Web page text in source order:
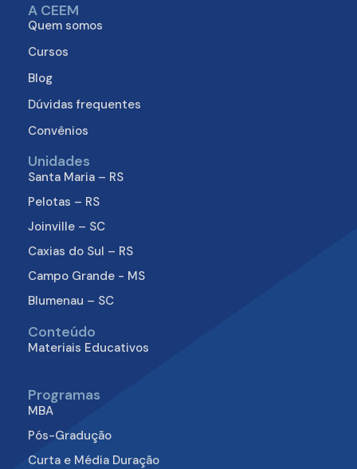
A CEEM
Quem somos
Cursos
Blog
Dúvidas frequentes
Convênios
Unidades
Santa Maria – RS
Pelotas – RS
Joinville – SC
Caxias do Sul – RS
Campo Grande - MS
Blumenau – SC
Conteúdo
Materiais Educativos
Programas
MBA
Pós-Gradução
Curta e Média Duração